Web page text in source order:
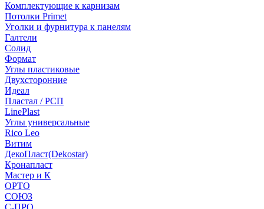
Комплектующие к карнизам
Потолки Primet
Уголки и фурнитура к панелям
Галтели
Солид
Формат
Углы пластиковые
Двухсторонние
Идеал
Пластал / РСП
LinePlast
Углы универсальные
Rico Leo
Витим
ДекоПласт(Dekostar)
Кронапласт
Мастер и К
ОРТО
СОЮЗ
С-ПРО